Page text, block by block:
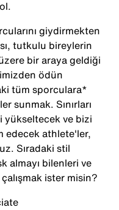
giydirmekten
tutkulu bireylerin
bir araya geldiği
ödün
tüm sporculara*
sunmak. Sınırları
ve bizi
edecek athlete'ler,
Sıradaki stil
almayı bilenleri ve
ister misin?